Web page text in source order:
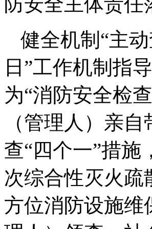
健全机制“主
日”工作机制指
为“消防安全检
（管理人）亲
查“四个一”措
次综合性灭火疏
方位消防设施维